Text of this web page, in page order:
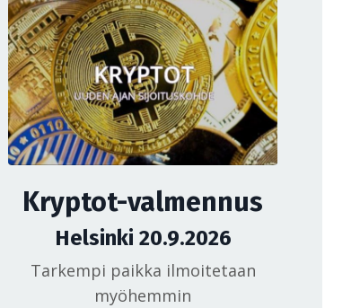
Kryptot-valmennus
Helsinki 20.9.2026
Tarkempi paikka ilmoitetaan
myöhemmin